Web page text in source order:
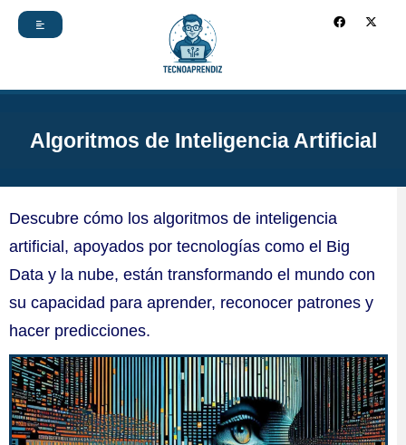
F
a
-
Algoritmos de Inteligencia Artificial
Descubre cómo los algoritmos de inteligencia
artificial, apoyados por tecnologías como el Big
Data y la nube, están transformando el mundo con
su capacidad para aprender, reconocer patrones y
hacer predicciones.